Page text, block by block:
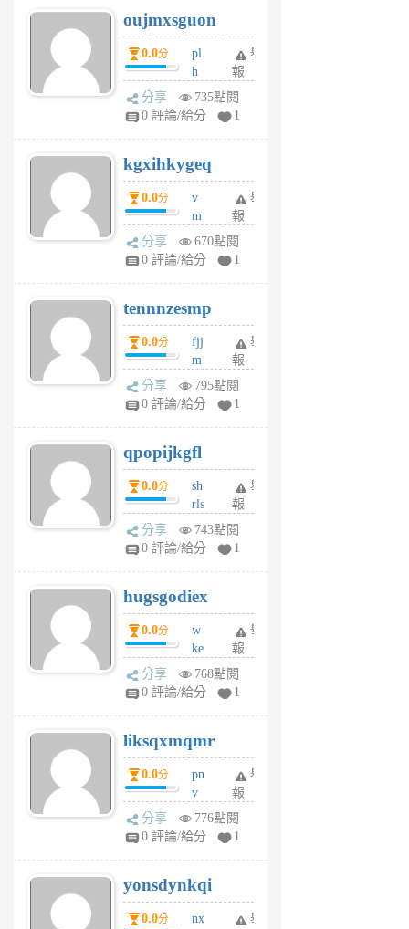
個
月
前
個
月
前
oujmxsguon
0.0分
pl
h
wi
w
6
個
月
前
舉
報
分享
735點閱
0 評論/給分
1
kgxihkygeq
0.0分
v
m
sg
sr
6
個
月
前
舉
報
分享
670點閱
0 評論/給分
1
tennnzesmp
0.0分
fjj
m
w
rs
6
個
月
前
舉
報
分享
795點閱
0 評論/給分
1
qpopijkgfl
0.0分
sh
rls
k
m
6
個
月
前
舉
報
分享
743點閱
0 評論/給分
1
hugsgodiex
0.0分
w
ke
rv
pj
6
個
月
前
舉
報
分享
768點閱
0 評論/給分
1
liksqxmqmr
0.0分
pn
v
wt
sv
6
個
月
舉
報
分享
776點閱
0 評論/給分
1
yonsdynkqi
0.0分
nx
舉